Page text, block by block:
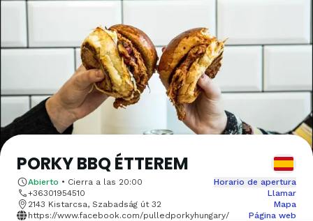
PORKY BBQ ÉTTEREM
Abierto • Cierra a las 20:00
Horario de apertura
+36301954510
Llamar
2143 Kistarcsa, Szabadság út 32
Mapa
https://www.facebook.com/pulledporkyhungary/
Página web